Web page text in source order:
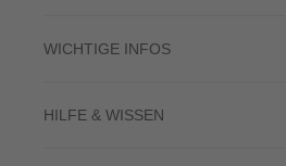
WICHTIGE INFOS
HILFE & WISSEN